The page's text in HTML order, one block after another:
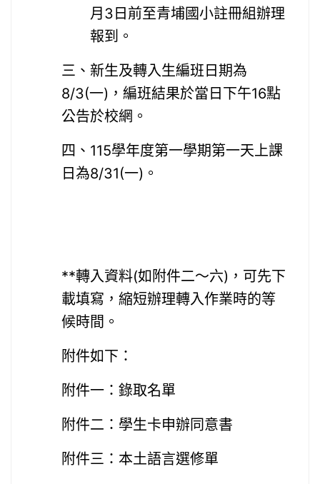
月3日前至青埔國小註冊組辦理
報到。
三、新生及轉入生編班日期為
8/3(一)，編班結果於當日下午16點
公告於校網。
四、115學年度第一學期第一天上課
日為8/31(一)。
**轉入資料(如附件二～六)，可先下
載填寫，縮短辦理轉入作業時的等
候時間。
附件如下：
附件一：錄取名單
附件二：學生卡申辦同意書
附件三：本土語言選修單